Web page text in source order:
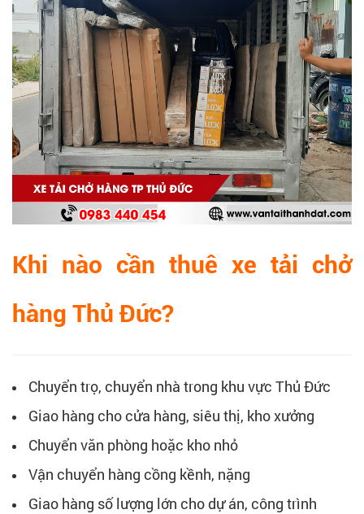
Khi nào cần thuê xe tải chở
hàng Thủ Đức?
Chuyển trọ, chuyển nhà trong khu vực Thủ Đức
Giao hàng cho cửa hàng, siêu thị, kho xưởng
Chuyển văn phòng hoặc kho nhỏ
Vận chuyển hàng cồng kềnh, nặng
Giao hàng số lượng lớn cho dự án, công trình